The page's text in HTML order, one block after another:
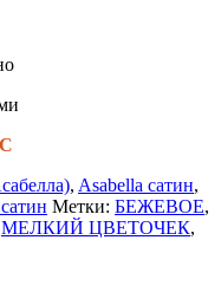
, Asabella сатин,
Метки: БЕЖЕВОЕ,
МЕЛКИЙ ЦВЕТОЧЕК,